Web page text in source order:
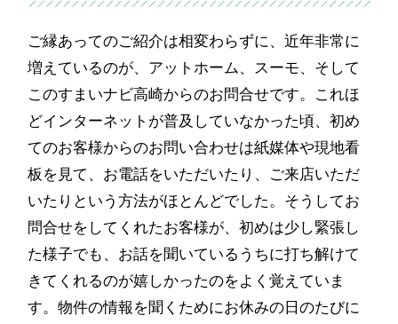
ご縁あってのご紹介は相変わらずに、近年非常に
増えているのが、アットホーム、スーモ、そして
このすまいナビ高崎からのお問合せです。これほ
どインターネットが普及していなかった頃、初め
てのお客様からのお問い合わせは紙媒体や現地看
板を見て、お電話をいただいたり、ご来店いただ
いたりという方法がほとんどでした。そうしてお
問合せをしてくれたお客様が、初めは少し緊張し
た様子でも、お話を聞いているうちに打ち解けて
きてくれるのが嬉しかったのをよく覚えていま
す。物件の情報を聞くためにお休みの日のたびに